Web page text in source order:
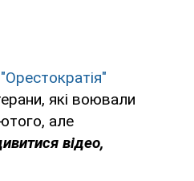
"Орестократія"
які воювали
але
відео,